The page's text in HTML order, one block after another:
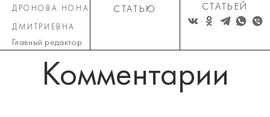
ДРОНОВА НОНА
ДМИТРИЕВНА
Главный редактор
СТАТЬЮ
СТАТЬЕЙ
Комментарии